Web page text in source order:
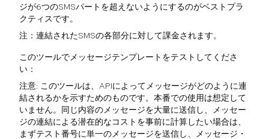
ジが6つのSMSパートを超えないようにするのがベストプラ
クティスです。
注：連結されたSMSの各部分に対して課金されます。
このツールでメッセージテンプレートをテストしてくださ
い：
注意: このツールは、APIによってメッセージがどのように連
結されるかを示すためのものです。本番での使用は想定して
いません。同じ内容のメッセージを大量に送信し、メッセー
ジの連結による潜在的なコストを事前に計算したい場合は、
まずテスト番号に単一のメッセージを送信し、メッセージ・